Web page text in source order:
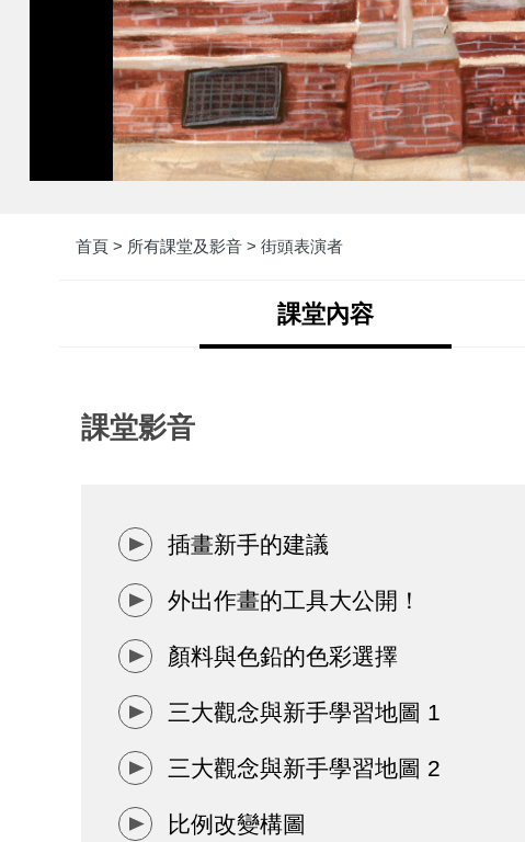
首頁 > 所有課堂及影音 > 街頭表演者
課堂內容
課堂影音
插畫新手的建議
外出作畫的工具大公開！
顏料與色鉛的色彩選擇
三大觀念與新手學習地圖 1
三大觀念與新手學習地圖 2
比例改變構圖